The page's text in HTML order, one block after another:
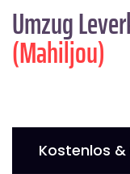
Umzug
(Mahiljou)
Kostenlos